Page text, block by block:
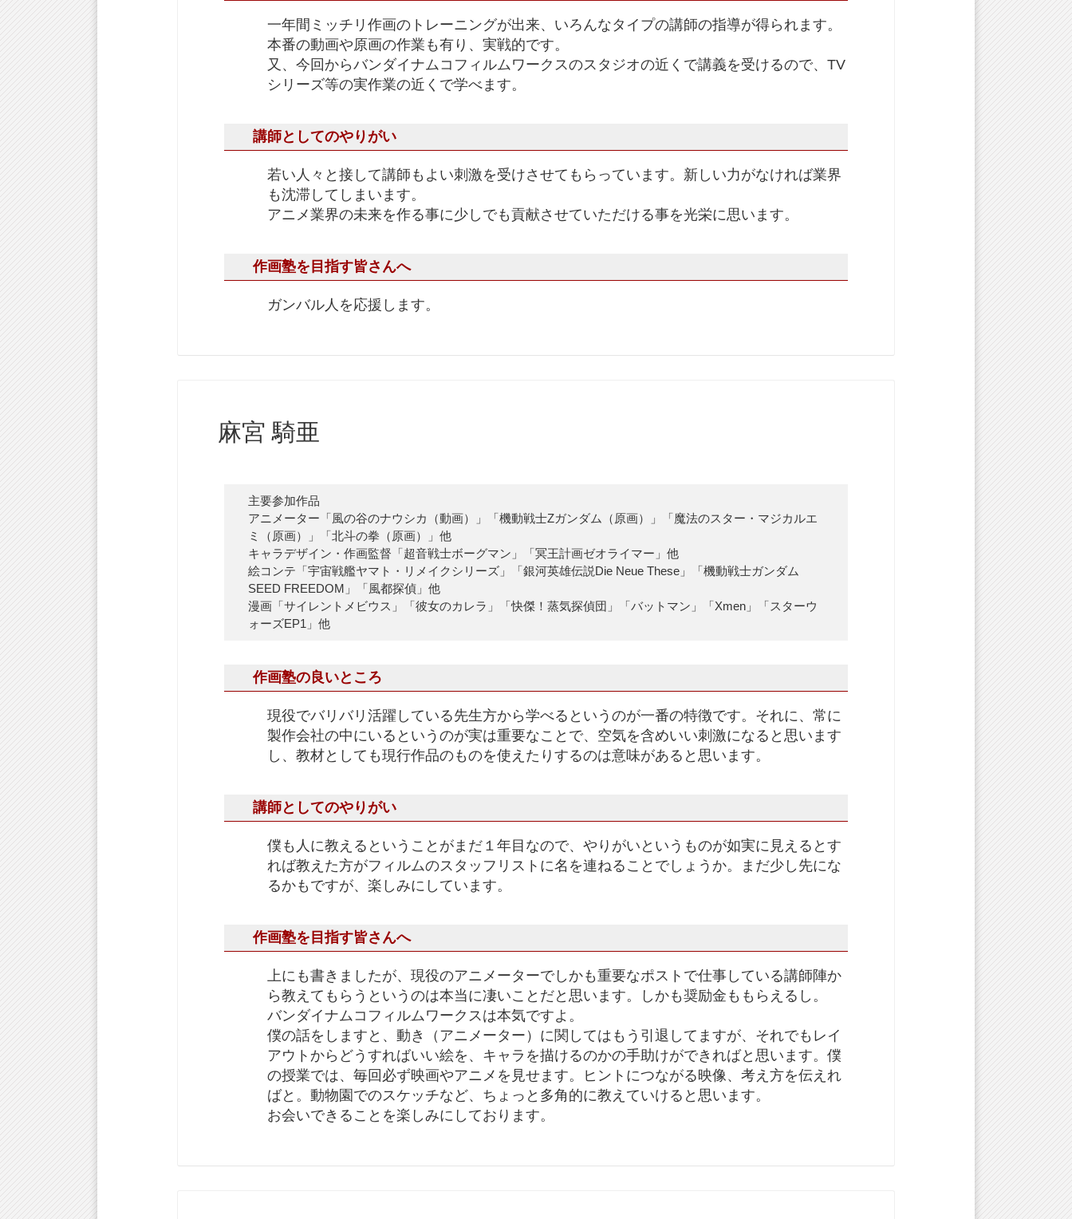
一年間ミッチリ作画のトレーニングが出来、いろんなタイプの講師の指導が得られます。
本番の動画や原画の作業も有り、実戦的です。
又、今回からバンダイナムコフィルムワークスのスタジオの近くで講義を受けるので、TV
シリーズ等の実作業の近くで学べます。
講師としてのやりがい
若い人々と接して講師もよい刺激を受けさせてもらっています。新しい力がなければ業界
も沈滞してしまいます。
アニメ業界の未来を作る事に少しでも貢献させていただける事を光栄に思います。
作画塾を目指す皆さんへ
ガンバル人を応援します。
麻宮 騎亜
主要参加作品
アニメーター「風の谷のナウシカ（動画）」「機動戦士Zガンダム（原画）」「魔法のスター・マジカルエ
ミ（原画）」「北斗の拳（原画）」他
キャラデザイン・作画監督「超音戦士ボーグマン」「冥王計画ゼオライマー」他
絵コンテ「宇宙戦艦ヤマト・リメイクシリーズ」「銀河英雄伝説Die Neue These」「機動戦士ガンダム
SEED FREEDOM」「風都探偵」他
漫画「サイレントメビウス」「彼女のカレラ」「快傑！蒸気探偵団」「バットマン」「Xmen」「スターウ
ォーズEP1」他
作画塾の良いところ
現役でバリバリ活躍している先生方から学べるというのが一番の特徴です。それに、常に
製作会社の中にいるというのが実は重要なことで、空気を含めいい刺激になると思います
し、教材としても現行作品のものを使えたりするのは意味があると思います。
講師としてのやりがい
僕も人に教えるということがまだ１年目なので、やりがいというものが如実に見えるとす
れば教えた方がフィルムのスタッフリストに名を連ねることでしょうか。まだ少し先にな
るかもですが、楽しみにしています。
作画塾を目指す皆さんへ
上にも書きましたが、現役のアニメーターでしかも重要なポストで仕事している講師陣か
ら教えてもらうというのは本当に凄いことだと思います。しかも奨励金ももらえるし。
バンダイナムコフィルムワークスは本気ですよ。
僕の話をしますと、動き（アニメーター）に関してはもう引退してますが、それでもレイ
アウトからどうすればいい絵を、キャラを描けるのかの手助けができればと思います。僕
の授業では、毎回必ず映画やアニメを見せます。ヒントにつながる映像、考え方を伝えれ
ばと。動物園でのスケッチなど、ちょっと多角的に教えていけると思います。
お会いできることを楽しみにしております。